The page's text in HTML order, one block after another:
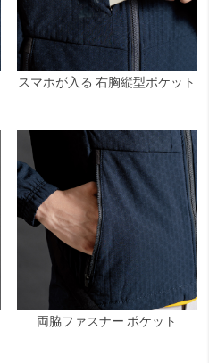
スマホが入る 右胸縦型ポケット
両脇ファスナー ポケット